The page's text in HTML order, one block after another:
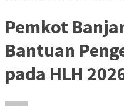
Pemkot
Bantuan
pada HLH